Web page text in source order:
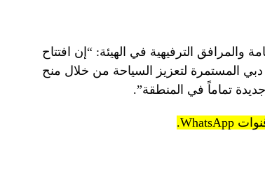
والمرافق الترفيهية في الهيئة: “إن افتتاح
المستمرة لتعزيز السياحة من خلال منح
تماماً في المنطقة”.